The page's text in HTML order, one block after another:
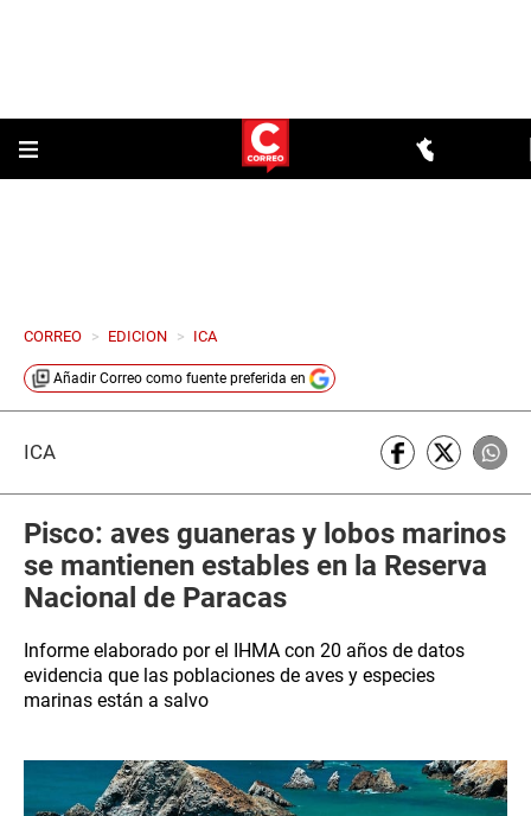
CORREO > EDICION > ICA
Añadir Correo como fuente preferida en
ICA
Pisco: aves guaneras y lobos marinos
se mantienen estables en la Reserva
Nacional de Paracas
Informe elaborado por el IHMA con 20 años de datos
evidencia que las poblaciones de aves y especies
marinas están a salvo